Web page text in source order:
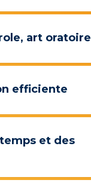
art oratoire
efficiente
et des